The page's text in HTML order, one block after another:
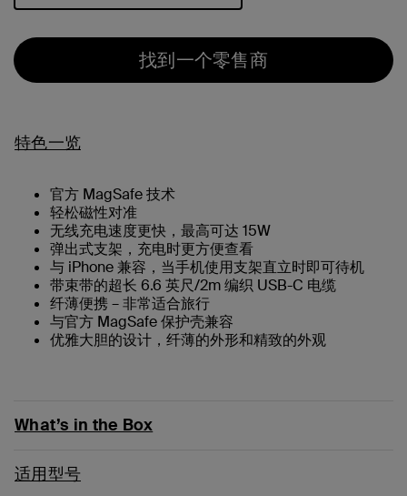
找到一个零售商
特色一览
官方 MagSafe 技术
轻松磁性对准
无线充电速度更快，最高可达 15W
弹出式支架，充电时更方便查看
与 iPhone 兼容，当手机使用支架直立时即可待机
带束带的超长 6.6 英尺/2m 编织 USB-C 电缆
纤薄便携 – 非常适合旅行
与官方 MagSafe 保护壳兼容
优雅大胆的设计，纤薄的外形和精致的外观
What’s in the Box
适用型号